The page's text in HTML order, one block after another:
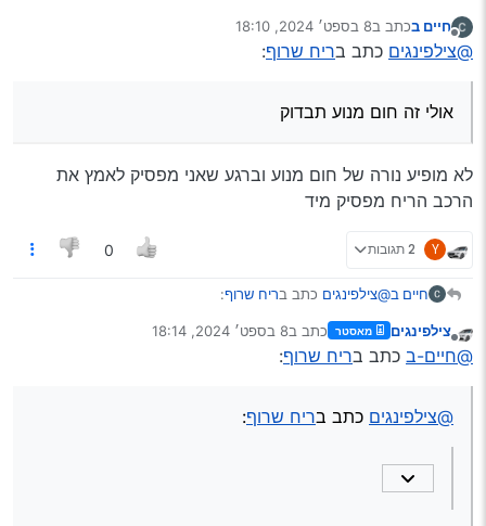
מנותק
חיים בכתב ב8 בספט׳ 2024, 18:10
נערך לאחרונה על ידי
@צילפינגים כתב בריח שרוף:
אולי זה חום מנוע תבדוק
לא מופיע נורה של חום מנוע וברגע שאני מפסיק לאמץ את
הרכב הריח מפסיק מיד
Y 2 תגובות 0
חיים ב@צילפינגים כתב בריח שרוף:
אולי זה חום מנוע תבדוק
הרכב הריח מפסיק מיד
מנותק
צילפינגים מאסטר כתב ב8 בספט׳ 2024, 18:14
נערך לאחרונה על ידי
@חיים-ב כתב בריח שרוף:
@צילפינגים כתב בריח שרוף: